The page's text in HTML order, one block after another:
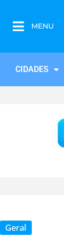
MENU
CIDADES
Geral